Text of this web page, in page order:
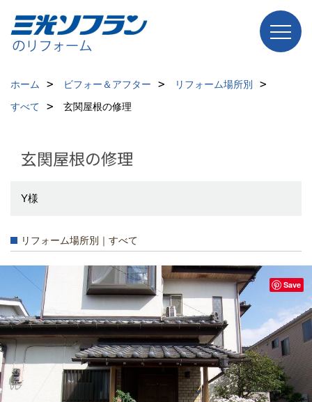
ホーム ビフォー＆アフター
リフォーム場所別
すべて
玄関屋根の修理
玄関屋根の修理
Y様
リフォーム場所別｜すべて
Save